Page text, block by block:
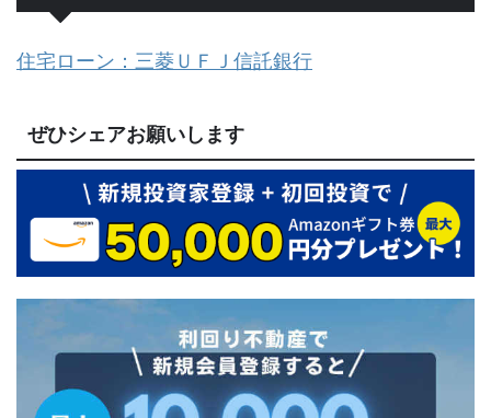
住宅ローン：三菱ＵＦＪ信託銀行
ぜひシェアお願いします